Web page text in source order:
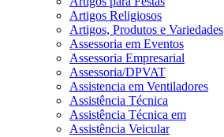
Artigos Religiosos
Artigos, Produtos e Variedades
Assessoria em Eventos
Assessoria Empresarial
Assessoria/DPVAT
Assistencia em Ventiladores
Assistência Técnica
Assistência Técnica em
Assistência Veicular